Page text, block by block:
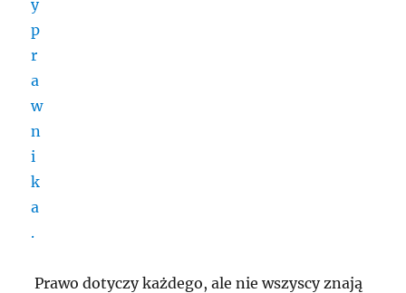
Prawo dotyczy każdego, ale nie wszyscy znają